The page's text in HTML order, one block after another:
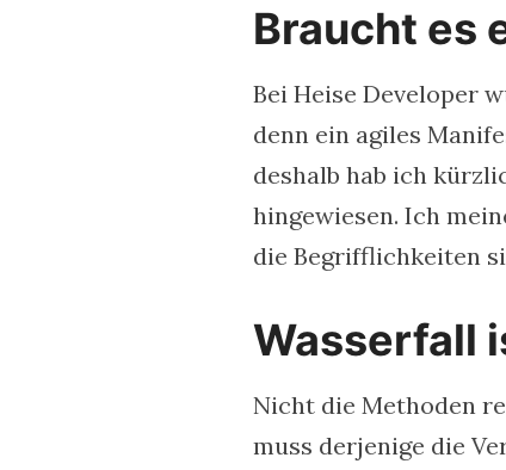
Braucht es
Bei Heise Developer
denn ein agiles
deshalb hab ich
hingewiesen. Ich
die Begrifflichkeiten
Wasserfall
Nicht die Methoden
muss derjenige die